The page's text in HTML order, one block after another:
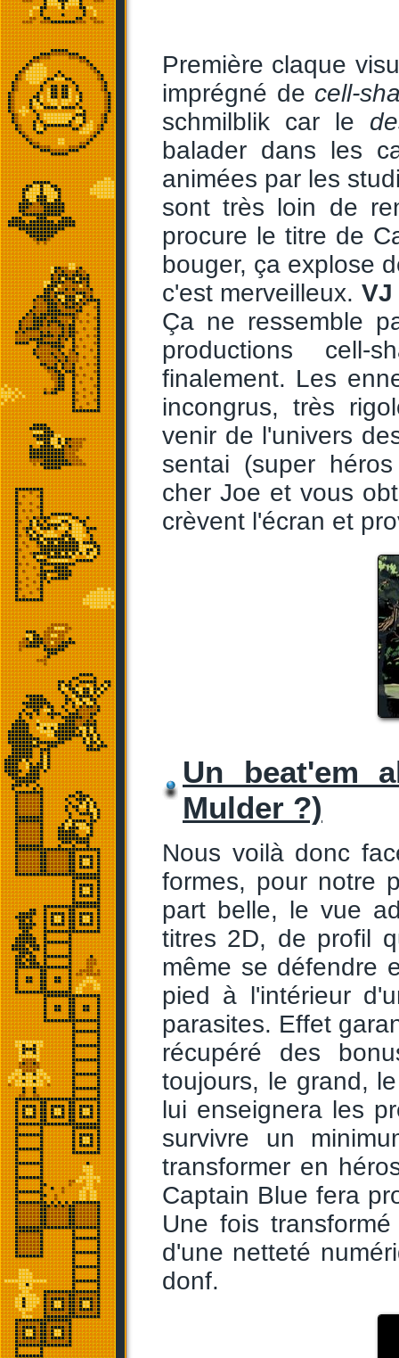
Première claque
imprégné de cell-
schmilblik car le
balader dans les
animées par les
sont très loin de
procure le titre de
bouger, ça explose
c'est merveilleux. VJ
Ça ne ressemble
productions
finalement. Les
incongrus, très
venir de l'univers
sentai (super
cher Joe et vous
crèvent l'écran et
Un beat'em
Mulder ?)
Nous voilà donc
formes, pour notre
part belle, le vue
titres 2D, de profil
même se défendre
pied à l'intérieur
parasites. Effet
récupéré des
toujours, le grand,
lui enseignera les
survivre un
transformer en
Captain Blue fera
Une fois
d'une netteté
donf.